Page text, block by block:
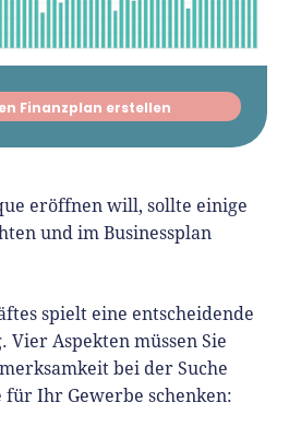
Finanzplan erstellen
eröffnen will, sollte einige
und im Businessplan
spielt eine entscheidende
Aspekten müssen Sie
bei der Suche
Ihr Gewerbe schenken: